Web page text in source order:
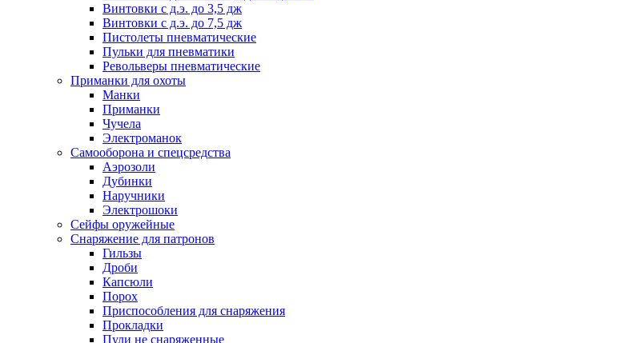
Винтовки с д.э. до 3,5 дж
Винтовки с д.э. до 7,5 дж
Пистолеты пневматические
Пульки для пневматики
Револьверы пневматические
Приманки для охоты
Манки
Приманки
Чучела
Электроманок
Самооборона и спецсредства
Аэрозоли
Дубинки
Наручники
Электрошоки
Сейфы оружейные
Снаряжение для патронов
Гильзы
Дроби
Капсюли
Порох
Приспособления для снаряжения
Прокладки
Пули не снаряженные